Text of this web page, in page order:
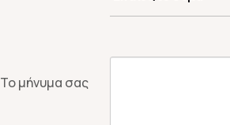
Το μήνυμα σας